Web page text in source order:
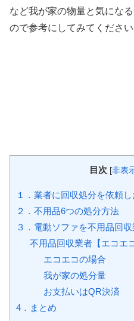
など我が家の物量と気にな
ので参考にしてみてください
目次 [非表
１．業者に回収処分を依頼
２．不用品6つの処分方法
３．電動ソファを不用品回
不用品回収業者【エコエ
エコエコの場合
我が家の処分量
お支払いはQR決済
4．まとめ